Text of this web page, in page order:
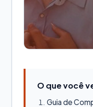
O que você
Guia de